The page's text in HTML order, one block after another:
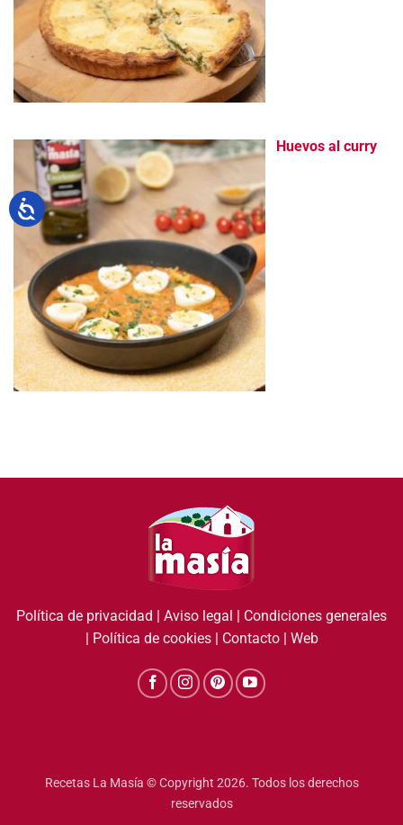
Huevos al curry
Política de privacidad Aviso legal
Condiciones generales
Política de cookies| Contacto| Web
Recetas La Masía © Copyright 2026. Todos los derechos
reservados